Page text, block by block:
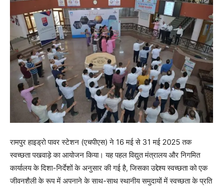
रामपुर हाइड्रो पावर स्टेशन (एचपीएस) ने 16 मई से 31 मई 2025 तक
स्वच्छता पखवाड़े का आयोजन किया। यह पहल विद्युत मंत्रालय और निगमित
कार्यालय के दिशा-निर्देशों के अनुसार की गई है, जिसका उद्देश्य स्वच्छता को एक
जीवनशैली के रूप में अपनाने के साथ-साथ स्थानीय समुदायों में स्वच्छता के प्रति